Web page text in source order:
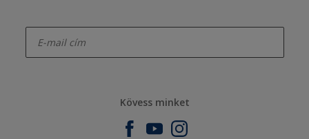
Kövess minket